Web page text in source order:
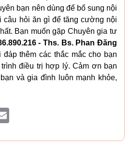
bạn nên dùng để bổ sung nội
câu hỏi ăn gì để tăng cường nội
Bạn muốn gặp Chuyên gia tư
- Ths. Bs. Phan Đăng
đáp thêm các thắc mắc cho bạn
điều trị hợp lý. Cảm ơn bạn
và gia đình luôn mạnh khỏe,